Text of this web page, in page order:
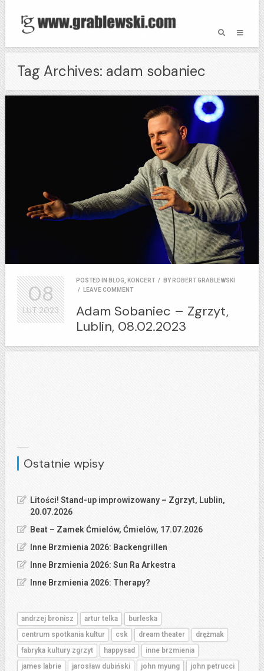
Tag Archives: adam sobaniec
POSTED IN BLOG KONCERT / BY ROBERT GRABLEWSKI
/
LEAVE COMMENT
Adam Sobaniec – Zgrzyt,
Lublin, 08.02.2023
08
LUT2023
Ostatnie wpisy
Litości! Stand-up improwizowany – Zgrzyt, Lublin,
20.07.2026
Beat – Zamek Ćmielów, Ćmielów, 17.07.2026
Inne Brzmienia 2026: Backengrillen
Inne Brzmienia 2026: Sun Ra Arkestra
Inne Brzmienia 2026: Therapy?
andrzej bronisz artur telka
burleska
centrum spotkania kultur
csk dream theater
drężmak
fabryka kultury zgrzyt
happysad
inne brzmienia
james labrie
jarosław dubiński john myung
john petrucci